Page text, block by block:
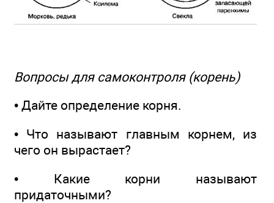
Вопросы для самоконтроля (корень)
• Дайте определение корня.
• Что называют главным корнем, из
чего он вырастает?
• Какие корни называют
придаточными?